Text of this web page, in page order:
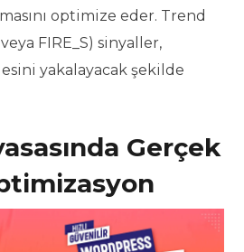
optimize eder. Trend
FIRE_S) sinyaller,
yakalayacak şekilde
Gerçek